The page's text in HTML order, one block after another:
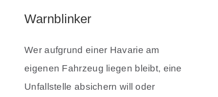
Warnblinker
Wer aufgrund einer Havarie am
eigenen Fahrzeug liegen bleibt, eine
Unfallstelle absichern will oder